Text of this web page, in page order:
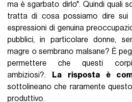
ma è sgarbato dirlo". Quindi quali
tratta di cosa possiamo dire sui
espressioni di genuina
pubblici, in particolare donne,
magre o sembrano malsane? È
permettere che questi
ambiziosi?.
La risposta è
sottolineano che raramente
produttivo.